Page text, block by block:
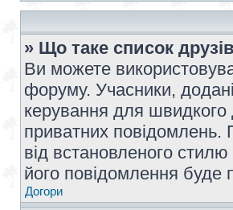
» Що таке список
Ви можете
форуму. Учасники,
керування для швидкого
приватних повідомлень.
від встановленого
його повідомлення буде
Догори